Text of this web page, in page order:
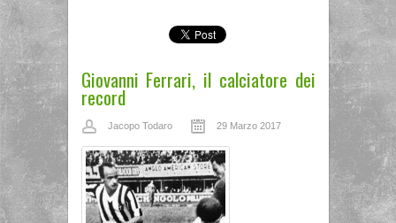
Giovanni Ferrari, il calciatore dei
record
Jacopo Todaro 29 Marzo 2017